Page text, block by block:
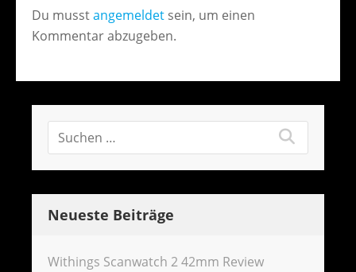
Du musstangemeldet sein, um einen
Kommentar abzugeben.
Neueste Beiträge
Withings Scanwatch 2 42mm Review